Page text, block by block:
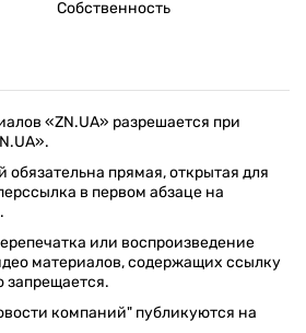
Собственность
«ZN.UA» разрешается при
прямая, открытая для
в первом абзаце на
или воспроизведение
материалов, содержащих ссылку
запрещается.
компаний" публикуются на